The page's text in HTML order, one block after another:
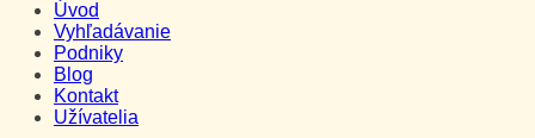
Úvod
Vyhľadávanie
Podniky
Blog
Kontakt
Užívatelia